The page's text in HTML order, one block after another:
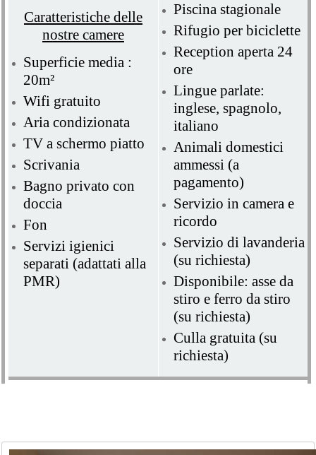
Caratteristiche delle
nostre camere
Superficie media :
20m²
Wifi gratuito
Aria condizionata
TV a schermo piatto
Scrivania
Bagno privato con
doccia
Fon
Servizi igienici
separati (adattati alla
PMR)
Piscina stagionale
Rifugio per biciclette
Reception aperta 24
ore
Lingue parlate:
inglese, spagnolo,
italiano
Animali domestici
ammessi (a
pagamento)
Servizio in camera e
ricordo
Servizio di lavanderia
(su richiesta)
Disponibile: asse da
stiro e ferro da stiro
(su richiesta)
Culla gratuita (su
richiesta)